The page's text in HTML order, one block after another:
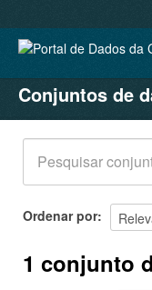
CONJUNTOS DE
ORGANIZAÇÕES
GRUPOS
SOBRE
Conjuntos de
Ordenar por
1 conjunto